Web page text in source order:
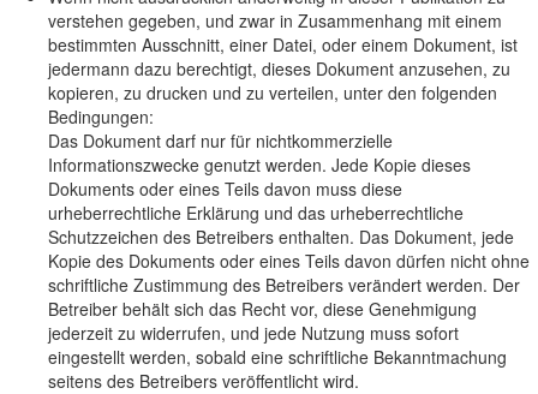
verstehen gegeben, und zwar in Zusammenhang mit einem
bestimmten Ausschnitt, einer Datei, oder einem Dokument, ist
jedermann dazu berechtigt, dieses Dokument anzusehen, zu
kopieren, zu drucken und zu verteilen, unter den folgenden
Bedingungen:
Das Dokument darf nur für nichtkommerzielle
Informationszwecke genutzt werden. Jede Kopie dieses
Dokuments oder eines Teils davon muss diese
urheberrechtliche Erklärung und das urheberrechtliche
Schutzzeichen des Betreibers enthalten. Das Dokument, jede
Kopie des Dokuments oder eines Teils davon dürfen nicht ohne
schriftliche Zustimmung des Betreibers verändert werden. Der
Betreiber behält sich das Recht vor, diese Genehmigung
jederzeit zu widerrufen, und jede Nutzung muss sofort
eingestellt werden, sobald eine schriftliche Bekanntmachung
seitens des Betreibers veröffentlicht wird.